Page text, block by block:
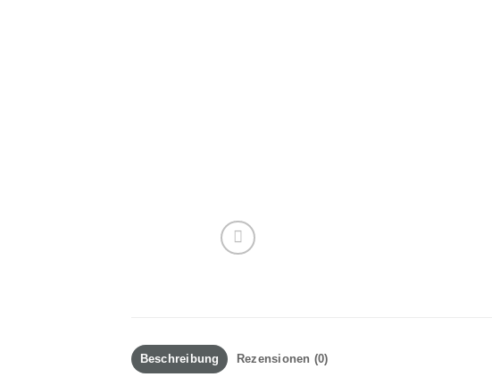
Beschreibung Rezensionen (0)